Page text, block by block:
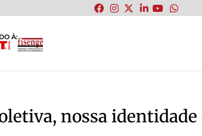
À:
nossa